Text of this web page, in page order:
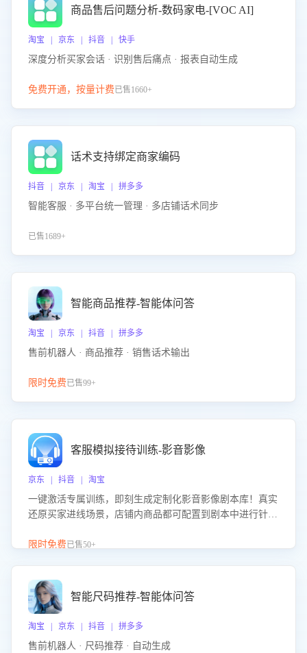
商品售后问题分析-数码家电-[VOC AI]
淘宝 | 京东 | 抖音 | 快手
深度分析买家会话 · 识别售后痛点 · 报表自动生成
免费开通，按量计费已售1660+
话术支持绑定商家编码
抖音 | 京东 | 淘宝 | 拼多多
智能客服 · 多平台统一管理 · 多店铺话术同步
已售1689+
智能商品推荐-智能体问答
淘宝 | 京东 | 抖音 | 拼多多
售前机器人 · 商品推荐 · 销售话术输出
限时免费已售99+
客服模拟接待训练-影音影像
京东 | 抖音 | 淘宝
一键激活专属训练，即刻生成定制化影音影像剧本库！真实
还原买家进线场景，店铺内商品都可配置到剧本中进行针对
击 “立即开通”，快速获取影音影像类目剧本，一键开启客服
限时免费已售50+
智能尺码推荐-智能体问答
淘宝 | 京东 | 抖音 | 拼多多
售前机器人 · 尺码推荐 · 自动生成